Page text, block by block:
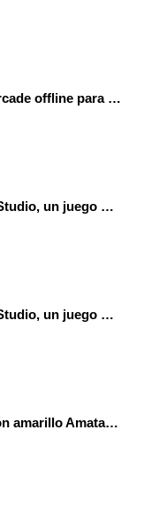
Instala MakeCode Arcade offline para programar grandes juegos sin necesidad de Internet
Programa con OctoStudio, un juego de disparos contra Zombies con un cargador basado en el House of the dead
Programa con OctoStudio, un juego homenajeando al House of the dead con Zombies
Pimpinela de cinturón amarillo Amata phegea (Linnaeus, 1758)